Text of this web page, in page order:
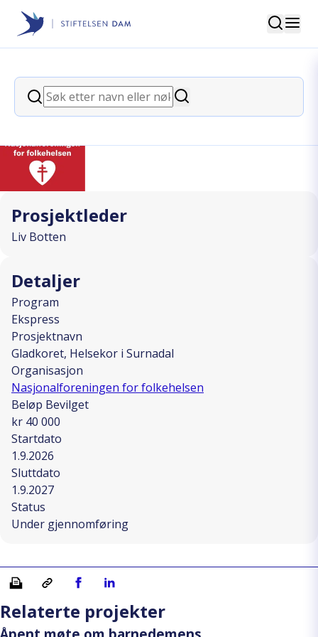
Stiftelsen Dam
Søk
Søk
Søk
back
Gladkoret, Helsekor i Surnadal
Prosjektleder
Liv Botten
Detaljer
Program
Ekspress
Prosjektnavn
Gladkoret, Helsekor i Surnadal
Organisasjon
Nasjonalforeningen for folkehelsen
Beløp Bevilget
kr 40 000
Startdato
1.9.2026
Sluttdato
1.9.2027
Status
Under gjennomføring
Skriv ut Kopiera länkDel på Facebook
Del på Linkedin
Relaterte projekter